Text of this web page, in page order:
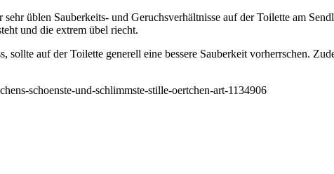
üblen Sauberkeits- und Geruchsverhältnisse auf der Toilette am
und die extrem übel riecht.
sollte auf der Toilette generell eine bessere Sauberkeit vorherrschen.
schoenste-und-schlimmste-stille-oertchen-art-1134906